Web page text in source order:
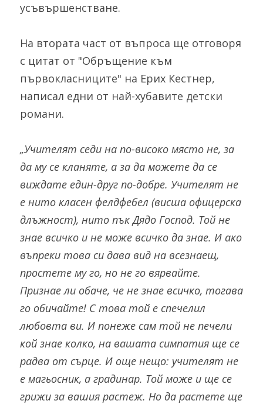
усъвършенстване.
На втората част от въпроса ще отговоря
с цитат от "Обръщение към
първокласниците" на Ерих Кестнер,
написал едни от най-хубавите детски
романи.
„Учителят седи на по-високо място не, за
да му се кланяте, а за да можете да се
виждате един-друг по-добре. Учителят не
е нито класен фелдфебел (висша офицерска
длъжност), нито пък Дядо Господ. Той не
знае всичко и не може всичко да знае. И ако
въпреки това си дава вид на всезнаещ,
простете му го, но не го вярвайте.
Признае ли обаче, че не знае всичко, тогава
го обичайте! С това той е спечелил
любовта ви. И понеже сам той не печели
кой знае колко, на вашата симпатия ще се
радва от сърце. И още нещо: учителят не
е магьосник, а градинар. Той може и ще се
грижи за вашия растеж. Но да растете ще